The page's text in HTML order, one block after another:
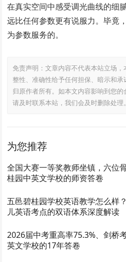
在真实空间中感受调光曲线的细
远比任何参数更有说服力。毕竟
为参数服务的。
免责声明：文章内容不代表本站立场
整性、准确性给予任何担保、暗示和
归原作者所有。如本文内容影响到您的
请及时联系本站，我们会及时删除处理。
为您推荐
全国大赛一等奖教师坐镇，六位
桂园中英文学校的师资答卷
五邑碧桂园学校英语教学怎么样
儿英语考点的双语体系深度解读
2026届中考重高率75.3%、剑桥
英文学校的17年答卷